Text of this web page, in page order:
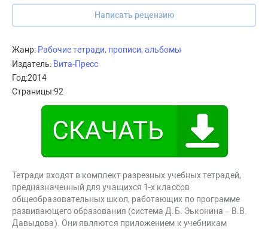
Написать рецензию
Жанр: Рабочие тетради, прописи, альбомы
Издатель: Вита-Пресс
Год:2014
Страницы:92
Тетради входят в комплект разрезных учебных тетрадей,
предназначенный для учащихся 1-х классов
общеобразовательных школ, работающих по программе
развивающего образования (система Д.Б. Эьконина – В.В.
Давыдова). Они являются приложением к учебникам